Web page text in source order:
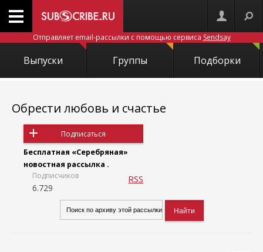
Отправляет email-рассылки с помощью сервиса Sendsay
Выпуски Группы Подборки
Обрести любовь и счастье
Подписаться
Бесплатная «Серебряная»
новостная рассылка .
Подписчиков
6.729
RSS